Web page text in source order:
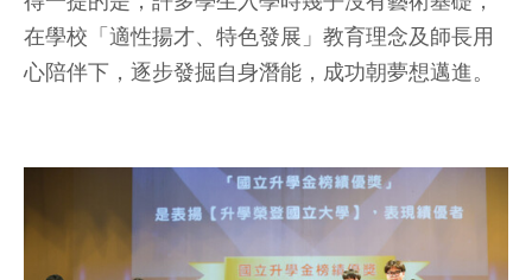
在學校「適性揚才、特色發展」教育理念及師長用
心陪伴下，逐步發掘自身潛能，成功朝夢想邁進。